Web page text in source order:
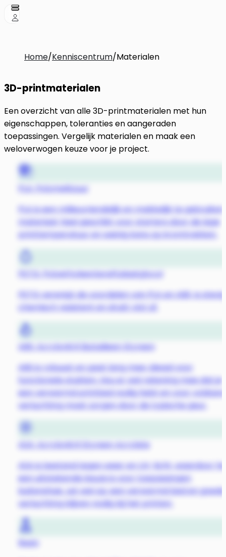
Home/Kenniscentrum/Materialen
3D-printmaterialen
Een overzicht van alle 3D-printmaterialen met hun
eigenschappen, toleranties en aangeraden
toepassingen. Vergelijk materialen en maak een
weloverwogen keuze voor je project.
PLA: Polymelkzuur
PLA is een milieuvriendelijk en makkelijk te gebruiken
materiaal, heel geschikt voor starters door de lage
printtemperatuur en weinig kans op kromtrekken.
PETG: Polyethyleentereftalaatglycol
PETG verenigt de voordelen van PLA en ABS, is
chemisch resistent en drukt vlot af.
ABS: Acrylonitril Butadieen Styreen
ABS is robuust en gaat lang mee, ideaal voor
functionele stukken. Hou er wel rekening mee dat je
een verwarmd printbed nodig hebt en voor
verluchting moet zorgen door de typische geur.
ASA: Acrylonitril Styreen Acrylate
ASA is bestand tegen weer en UV-licht, waardoor
een uitstekende keuze is voor toepassingen
buitenshuis. Let wel op: een verwarmd bed en goede
verluchting blijven nodig bij het printen.
Resin